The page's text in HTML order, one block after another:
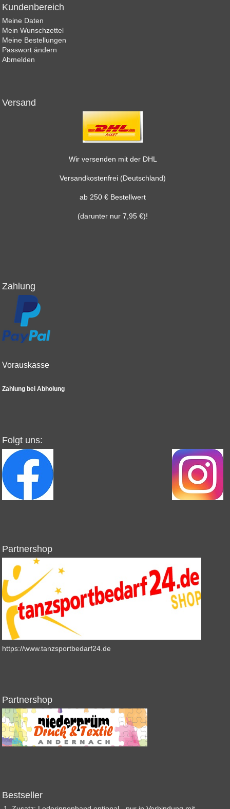
Kundenbereich
Meine Daten
Mein Wunschzettel
Meine Bestellungen
Passwort ändern
Abmelden
Versand
Wir versenden mit der DHL
Versandkostenfrei (Deutschland)
ab 250 € Bestellwert
(darunter nur 7,95 €)!
Zahlung
Vorauskasse
Zahlung bei Abholung
Folgt uns:
Partnershop
https://www.tanzsportbedarf24.de
Partnershop
Bestseller